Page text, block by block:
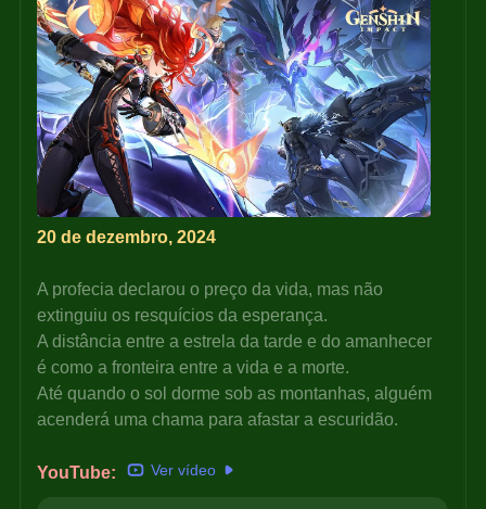
20 de dezembro, 2024
A profecia declarou o preço da vida, mas não
extinguiu os resquícios da esperança.
A distância entre a estrela da tarde e do amanhecer
é como a fronteira entre a vida e a morte.
Até quando o sol dorme sob as montanhas, alguém
acenderá uma chama para afastar a escuridão.
YouTube: Ver vídeo